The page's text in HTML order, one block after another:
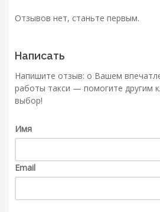
Отзывов нет, станьте первым.
Написать
Напишите отзыв: о Вашем
работы такси — помогите другим
выбор!
Имя
Email